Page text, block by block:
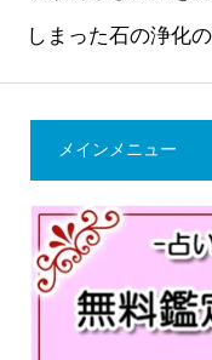
しまった石の浄化
メインメニュー